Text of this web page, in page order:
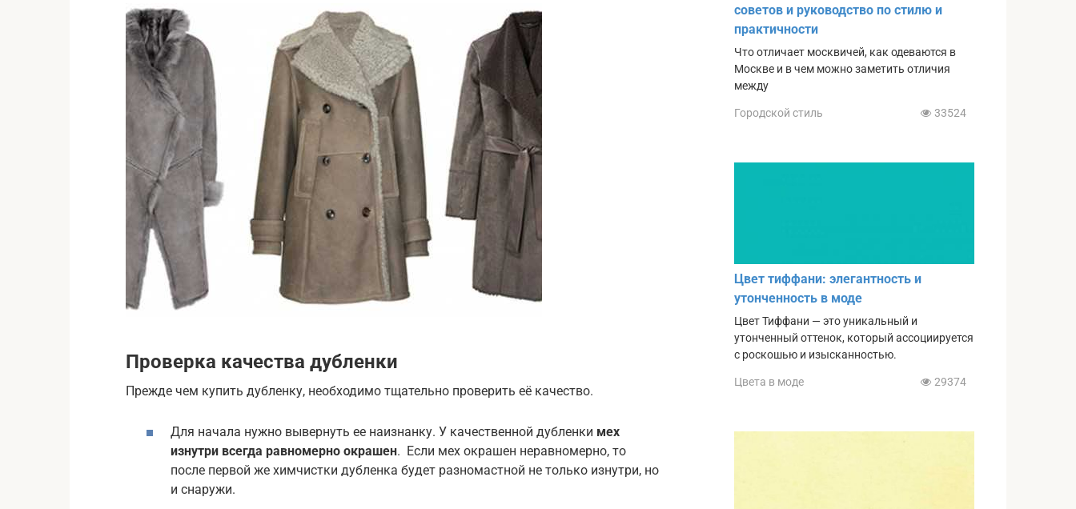
Проверка качества дубленки
Прежде чем купить дубленку, необходимо тщательно проверить её качество.
Для начала нужно вывернуть ее наизнанку. У качественной дубленки мех
изнутри всегда равномерно окрашен. Если мех окрашен неравномерно, то
после первой же химчистки дубленка будет разномастной не только изнутри, но
и снаружи.
советов и руководство по стилю и
практичности
Что отличает москвичей, как одеваются в
Москве и в чем можно заметить отличия
между
Городской стиль 33524
Цвет тиффани: элегантность и
утонченность в моде
Цвет Тиффани — это уникальный и
утонченный оттенок, который ассоциируется
с роскошью и изысканностью.
Цвета в моде 29374